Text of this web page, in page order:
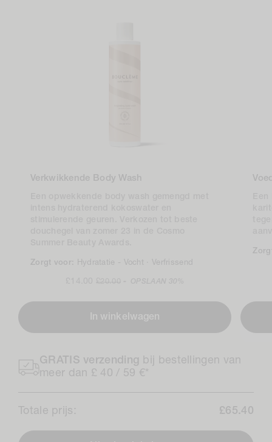
Verkwikkende Body Wash
Zorgt voor: Hydratatie - Vocht · Verfrissend
In winkelwagen
GRATIS verzending bij bestellingen van
meer dan £ 40 / 59 €*
Totale prijs: £65.40